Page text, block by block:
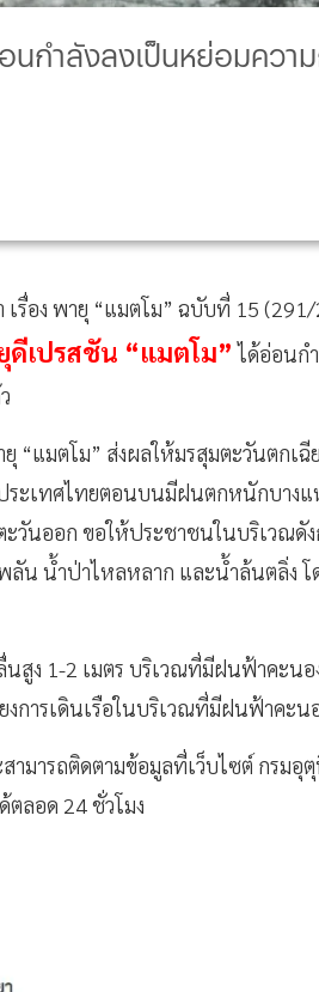
นกำลังลงเป็นหย่อมคว
เรื่อง พายุ “แมตโม” ฉบับที่ 15
ดีเปรสชัน “แมตโม” ได้อ่อนก
“แมตโม” ส่งผลให้มรสุมตะวันตกเฉี
ระเทศไทยตอนบนมีฝนตกหนักบางแ
วันออก ขอให้ประชาชนในบริเวณดัง
น น้ำป่าไหลหลาก และน้ำล้นตลิ่ง โ
สูง 1-2 เมตร บริเวณที่มีฝนฟ้าคะนอ
งการเดินเรือในบริเวณที่มีฝนฟ้าคะน
มารถติดตามข้อมูลที่เว็บไซต์ กรมอุ
ลอด 24 ชั่วโมง